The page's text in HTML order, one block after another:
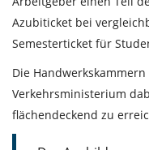
Azubiticket bei
Semesterticket für
Die
Verkehrsministerium
flächendeckend zu